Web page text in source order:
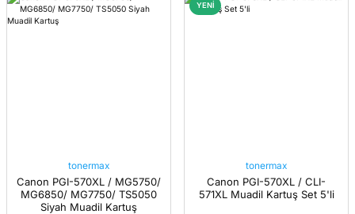
tonermax
Canon PGI-570XL / MG5750/
MG6850/ MG7750/ TS5050
Siyah Muadil Kartuş
YENİ
tonermax
Canon PGI-570XL / CLI-
571XL Muadil Kartuş Set 5'li